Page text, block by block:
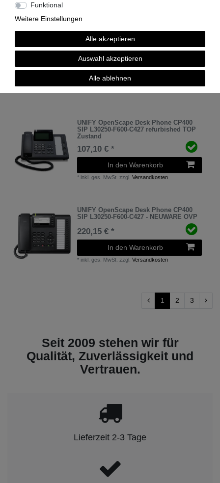
UNIFY OpenScape Desk Phone IP55G
HFA L30250-F600-C298 refurbished TOP
Zustand
119,00 € *
In den Warenkorb
UNIFY OpenScape Desk Phone CP400
SIP L30250-F600-C427 refurbished TOP
Zustand
107,10 € *
In den Warenkorb
* inkl. ges. MwSt. zzgl.Versandkosten
UNIFY OpenScape Desk Phone CP400
SIP L30250-F600-C427 - NEUWARE OVP
220,15 € *
In den Warenkorb
* inkl. ges. MwSt. zzgl.Versandkosten
1 2 3
Seit 2009 stehen wir für
Qualität, Zuverlässigkeit und
Vertrauen.
Lieferzeit 2-3 Tage
Funktional
Weitere Einstellungen
Alle akzeptieren
Auswahl akzeptieren
Alle ablehnen